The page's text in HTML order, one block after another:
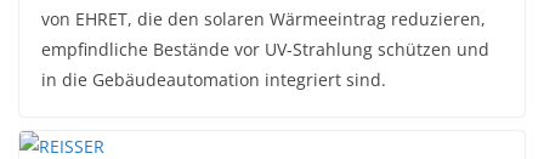
von EHRET, die den solaren Wärmeeintrag reduzieren,
empfindliche Bestände vor UV-Strahlung schützen und
in die Gebäudeautomation integriert sind.